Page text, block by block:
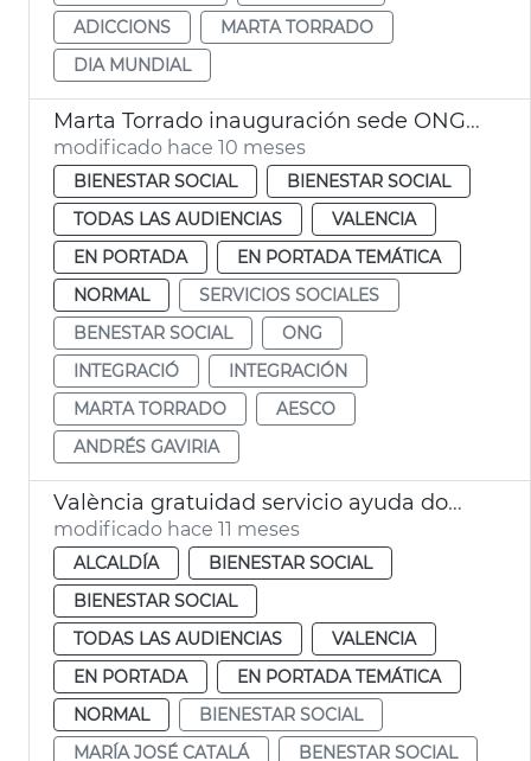
ADICCIONS
MARTA TORRADO
DIA MUNDIAL
Marta Torrado inauguración sede ONG AESCO
modificado hace 10 meses
BIENESTAR SOCIAL
BIENESTAR SOCIAL
TODAS LAS AUDIENCIAS
VALENCIA
EN PORTADA
EN PORTADA TEMÁTICA
NORMAL
SERVICIOS SOCIALES
BENESTAR SOCIAL
ONG
INTEGRACIÓ
INTEGRACIÓN
MARTA TORRADO
AESCO
ANDRÉS GAVIRIA
València gratuidad servicio ayuda domicilio
modificado hace 11 meses
ALCALDÍA
BIENESTAR SOCIAL
BIENESTAR SOCIAL
TODAS LAS AUDIENCIAS
VALENCIA
EN PORTADA
EN PORTADA TEMÁTICA
NORMAL
BIENESTAR SOCIAL
MARÍA JOSÉ CATALÁ
BENESTAR SOCIAL